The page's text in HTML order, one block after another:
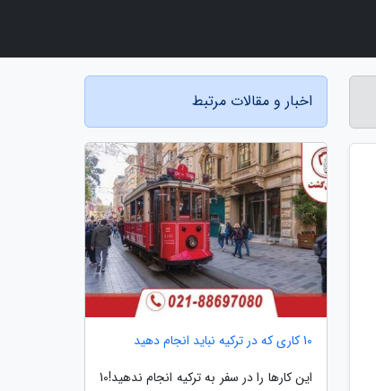
اخبار و مقالات مرتبط
10 کاری که در ترکیه نباید انجام دهید
این کارها را در سفر به ترکیه انجام ندهید!10